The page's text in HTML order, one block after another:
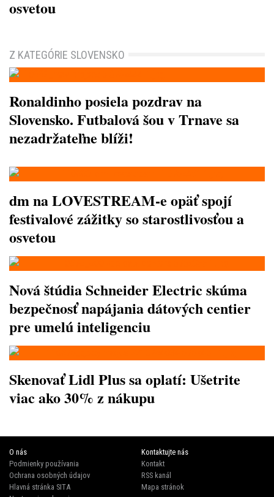
osvetou
Z KATEGÓRIE SLOVENSKO
Ronaldinho posiela pozdrav na
Slovensko. Futbalová šou v Trnave sa
nezadržateľne blíži!
dm na LOVESTREAM-e opäť spojí
festivalové zážitky so starostlivosťou a
osvetou
Nová štúdia Schneider Electric skúma
bezpečnosť napájania dátových centier
pre umelú inteligenciu
Skenovať Lidl Plus sa oplatí: Ušetrite
viac ako 30% z nákupu
O nás
Podmienky používania
Ochrana osobných údajov
Hlavná stránka SITA
Kontaktujte nás
Kontakt
RSS kanál
Mapa stránok